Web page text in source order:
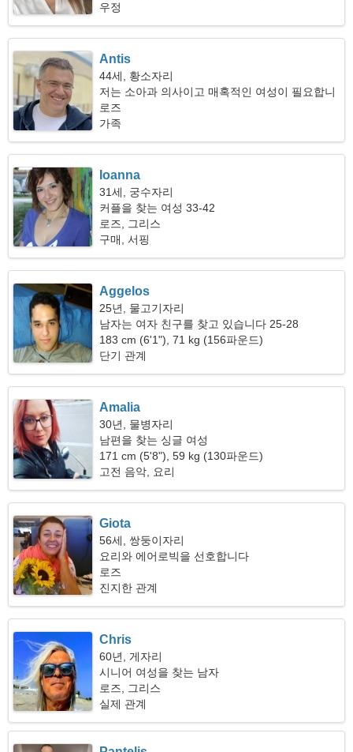
우정
Antis
44세, 황소자리
저는 소아과 의사이고 매혹적인 여성이 필요합니
다
로즈
가족
Ioanna
31세, 궁수자리
커플을 찾는 여성 33-42
로즈, 그리스
구매, 서핑
Aggelos
25년, 물고기자리
남자는 여자 친구를 찾고 있습니다 25-28
183 cm (6'1"), 71 kg (156파운드)
단기 관계
Amalia
30년, 물병자리
남편을 찾는 싱글 여성
171 cm (5'8"), 59 kg (130파운드)
고전 음악, 요리
Giota
56세, 쌍둥이자리
요리와 에어로빅을 선호합니다
로즈
진지한 관계
Chris
60년, 게자리
시니어 여성을 찾는 남자
로즈, 그리스
실제 관계